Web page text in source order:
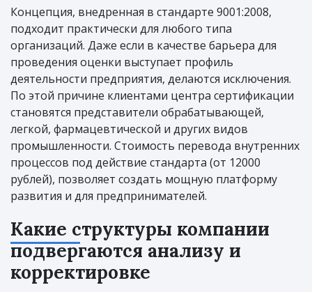
Концепция, внедренная в стандарте 9001:2008,
подходит практически для любого типа
организаций. Даже если в качестве барьера для
проведения оценки выступает профиль
деятельности предприятия, делаются исключения.
По этой причине клиентами центра сертификации
становятся представители обрабатывающей,
легкой, фармацевтической и других видов
промышленности. Стоимость перевода внутренних
процессов под действие стандарта (от 12000
рублей), позволяет создать мощную платформу
развития и для предпринимателей.
Какие структуры компании
подвергаются анализу и
корректировке